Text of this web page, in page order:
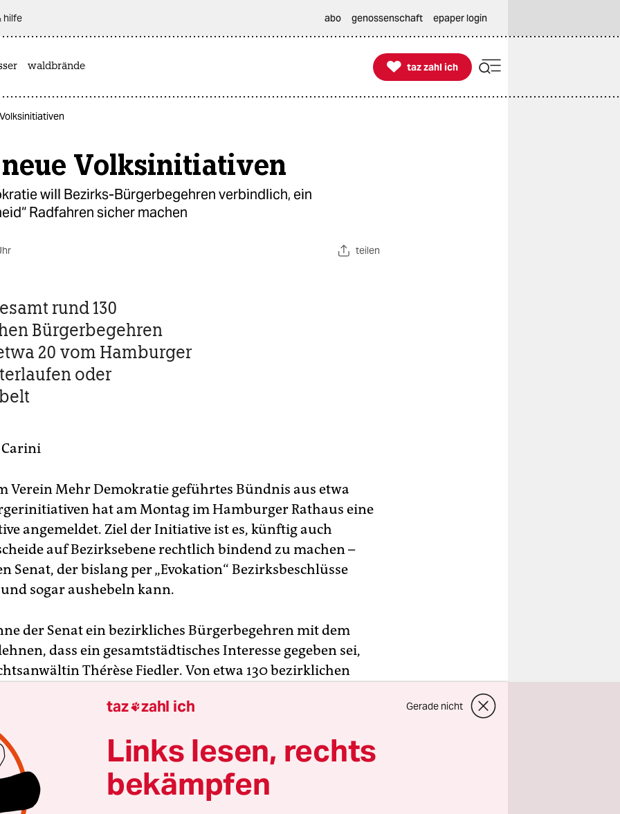
hilfe abo genossenschaft epaper login
waldbrände 
taz zahl ich
taz zahl ich
Volksinitiativen
will Bezirks-Bürgerbegehren verbindlich, ein
Radfahren sicher machen
teilen
rund 130
Bürgerbegehren
20 vom Hamburger
oder
Verein Mehr Demokratie geführtes Bündnis aus etwa
hat am Montag im Hamburger Rathaus eine
angemeldet. Ziel der Initiative ist es, künftig auch
auf Bezirks­ebene rechtlich bindend zu machen –
Senat, der bislang per „Evokation“ Bezirksbeschlüsse
sogar aushebeln kann.
der Senat ein bezirkliches Bürgerbegehren mit dem
dass ein gesamtstädtisches Interesse gegeben sei,
Thérèse Fiedler. Von etwa 130 bezirklichen
das Bürgerbegehren zum Erhalt des Bismarck-Bades in
Beachclubs Harburg oder des Freibades Rahlstedt.
wir ändern“, sagt Fiedler. Bezirksangelegenheiten seien
die durch ihren spezifischen Bezug zum Bezirk all seinen
taz zahl ich Gerade nicht
Links lesen, rechts
bekämpfen